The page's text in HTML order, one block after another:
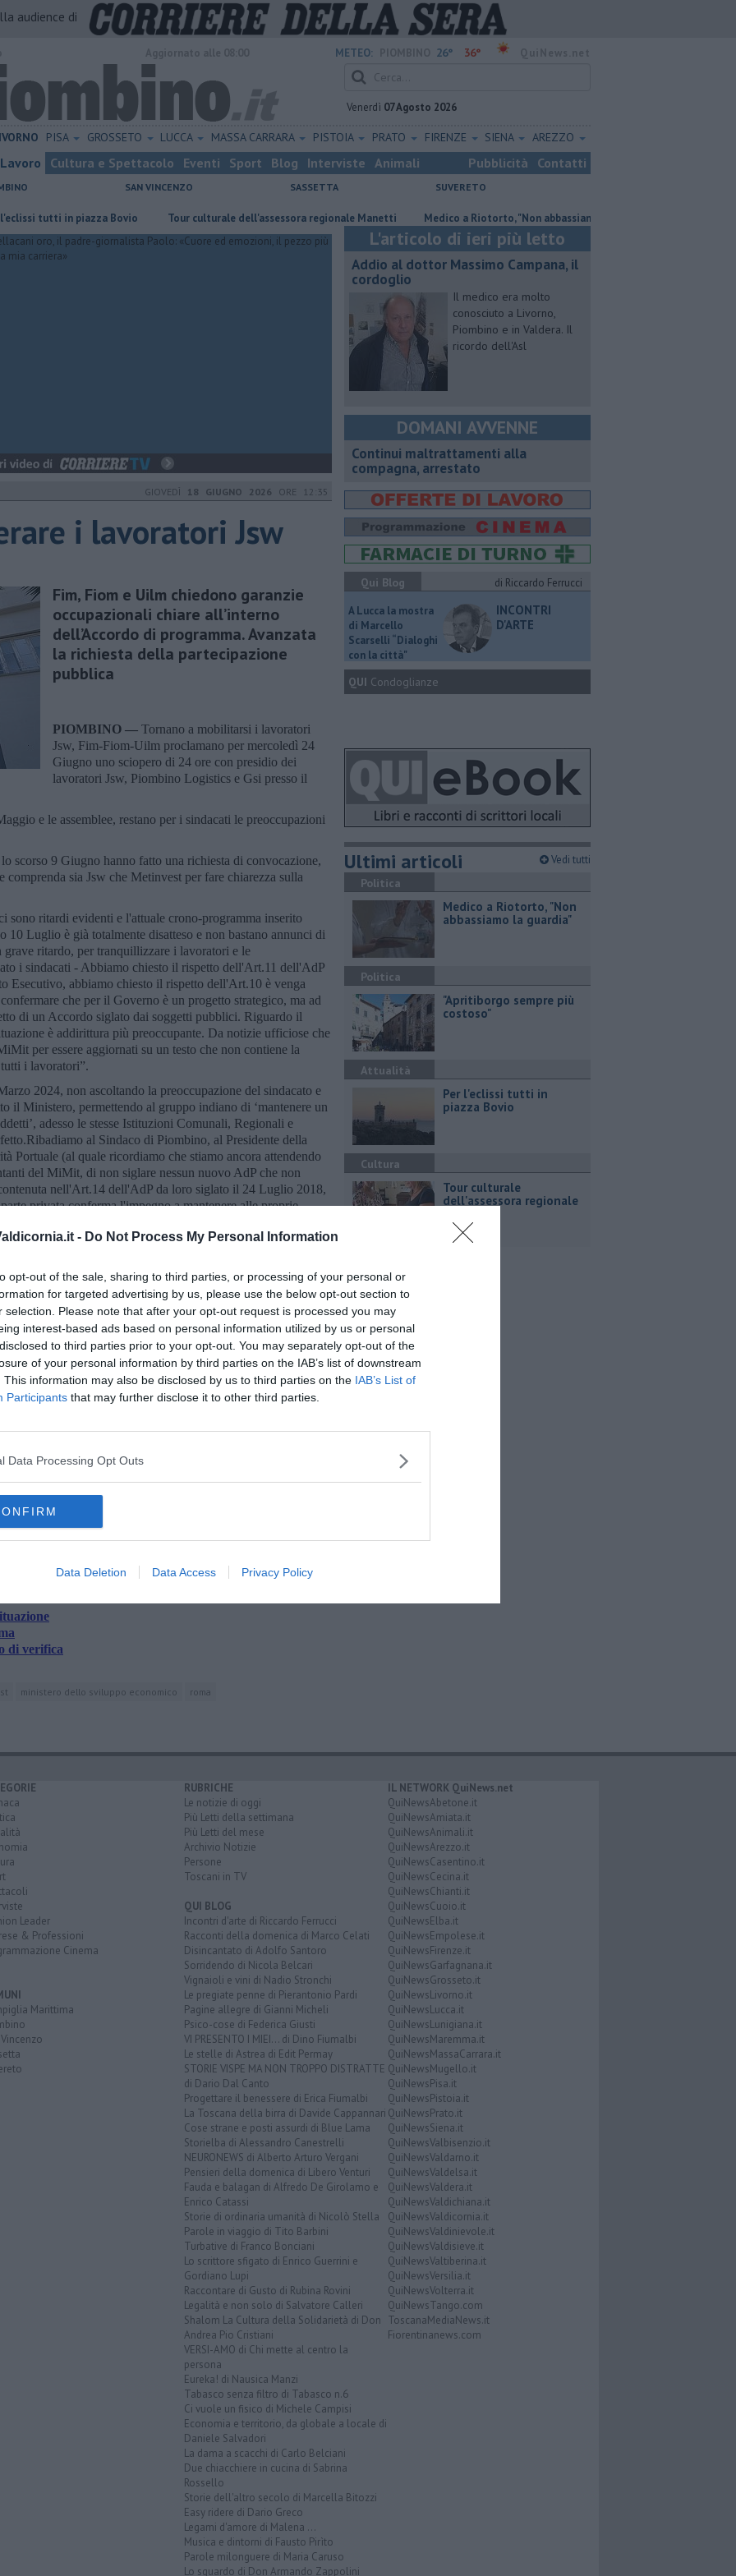
- Do Not Process My Personal Information
opt-out of the sale, sharing to third parties, or processing of your personal or
for targeted advertising by us, please use the below opt-out section to
selection. Please note that after your opt-out request is processed you may
interest-based ads based on personal information utilized by us or personal
to third parties prior to your opt-out. You may separately opt-out of the
of your personal information by third parties on the IAB’s list of downstream
This information may also be disclosed by us to third parties on the IAB’s List of
Participants that may further disclose it to other third parties.
Data Processing Opt Outs
Data Deletion Data Access Privacy Policy
audience di
METEO: 26° 36°
Venerdì 07 Agosto 2026
PISA GROSSETO LUCCA MASSA CARRARA PISTOIA PRATO FIRENZE SIENA AREZZO
Lavoro Cultura e Spettacolo Eventi Sport Blog Interviste Animali Pubblicità Contatti
SAN VINCENZO SASSETTA SUVERETO
in piazza Bovio Tour culturale dell'assessora regionale Manetti Medico a Riotorto, "Non abbassiamo la guardia"
GIOVEDÌ 18 GIUGNO 2026 ORE 12:35
i lavoratori Jsw
Fim, Fiom e Uilm chiedono garanzie
occupazionali chiare all’interno
dell’Accordo di programma. Avanzata
la richiesta della partecipazione
pubblica
PIOMBINO — Tornano a mobilitarsi i lavoratori
Jsw, Fim-Fiom-Uilm proclamano per mercoledì 24
Giugno uno sciopero di 24 ore con presidio dei
lavoratori Jsw, Piombino Logistics e Gsi presso il
e le assemblee, restano per i sindacati le preoccupazioni
scorso 9 Giugno hanno fatto una richiesta di convocazione,
sia Jsw che Metinvest per fare chiarezza sulla
sono ritardi evidenti e l'attuale crono-programma inserito
10 Luglio è già totalmente disatteso e non bastano annunci di
ritardo, per tranquillizzare i lavoratori e le
i sindacati - Abbiamo chiesto il rispetto dell'Art.11 dell'AdP
Esecutivo, abbiamo chiesto il rispetto dell'Art.10 è venga
che per il Governo è un progetto strategico, ma ad
di un Accordo siglato dai soggetti pubblici. Riguardo il
è addirittura più preoccupante. Da notizie ufficiose che
per essere aggiornati su un testo che non contiene la
i lavoratori”.
2024, non ascoltando la preoccupazione del sindacato e
il Ministero, permettendo al gruppo indiano di ‘mantenere un
adesso le stesse Istituzioni Comunali, Regionali e
al Sindaco di Piombino, al Presidente della
Portuale (al quale ricordiamo che stiamo ancora attendendo
del MiMit, di non siglare nessun nuovo AdP che non
nell'Art.14 dell'AdP da loro siglato il 24 Luglio 2018,
privata conferma l'impegno a mantenere alle proprie
a condizione della disponibilità di ammortizzatori
sindacali’”, hanno spiegato i sindacati.
e pretendiamo lo facciano anche le Istituzioni. Ribadiamo,
Regione Toscana, che dovete fermarvi e venire a vedere in
di Piombino”. Lente dei sindacati anche sul futuro della Gsi e
soggetti, magari italiani, che siano interessati al business
pubblica per tutelare un prodotto strategico come le
di Programma. - hanno concluso Fim, Fiom e Uilm dopo
del 24 a Firenze ma senza garanzie occupazionali ci
partire già dalle prossime settimane”.
iscriviti alla
nella tua casella di posta.
di verifica
ministero dello sviluppo economico roma
L'articolo di ieri più letto
Addio al dottor Massimo Campana, il
cordoglio
Il medico era molto
conosciuto a Livorno,
Piombino e in Valdera. Il
ricordo dell'Asl
DOMANI AVVENNE
Continui maltrattamenti alla
compagna, arrestato
Qui Blog
di Riccardo Ferrucci
A Lucca la mostra
di Marcello
Scarselli “Dialoghi
con la città"
INCONTRI
D'ARTE
QUI Condoglianze
Ultimi articoli Vedi tutti
Politica
Medico a Riotorto, "Non
abbassiamo la guardia"
Politica
"Apritiborgo sempre più
costoso"
Attualità
Per l'eclissi tutti in
piazza Bovio
Cultura
Tour culturale
dell'assessora regionale
Leader
& Professioni
Cinema
Marittima
RUBRICHE
Le notizie di oggi
Più Letti della settimana
Più Letti del mese
Archivio Notizie
Persone
Toscani in TV
QUI BLOG
Incontri d'arte di Riccardo Ferrucci
Racconti della domenica di Marco Celati
Disincantato di Adolfo Santoro
Sorridendo di Nicola Belcari
Vignaioli e vini di Nadio Stronchi
Le pregiate penne di Pierantonio Pardi
Pagine allegre di Gianni Micheli
Psico-cose di Federica Giusti
VI PRESENTO I MIEI... di Dino Fiumalbi
Le stelle di Astrea di Edit Permay
STORIE VISPE MA NON TROPPO DISTRATTE
di Dario Dal Canto
Progettare il benessere di Erica Fiumalbi
La Toscana della birra di Davide Cappannari
Cose strane e posti assurdi di Blue Lama
Storielba di Alessandro Canestrelli
NEURONEWS di Alberto Arturo Vergani
Pensieri della domenica di Libero Venturi
Fauda e balagan di Alfredo De Girolamo e
Enrico Catassi
Storie di ordinaria umanità di Nicolò Stella
Parole in viaggio di Tito Barbini
Turbative di Franco Bonciani
Lo scrittore sfigato di Enrico Guerrini e
Gordiano Lupi
Raccontare di Gusto di Rubina Rovini
Legalità e non solo di Salvatore Calleri
Shalom La Cultura della Solidarietà di Don
Andrea Pio Cristiani
VERSI-AMO di Chi mette al centro la
persona
Eureka! di Nausica Manzi
Tabasco senza filtro di Tabasco n.6
Ci vuole un fisico di Michele Campisi
Economia e territorio, da globale a locale di
Daniele Salvadori
La dama a scacchi di Carlo Belciani
Due chiacchiere in cucina di Sabrina
Rossello
Storie dell'altro secolo di Marcella Bitozzi
Easy ridere di Dario Greco
Legami d'amore di Malena ...
Musica e dintorni di Fausto Pirìto
Parole milonguere di Maria Caruso
Lo sguardo di Don Armando Zappolini
IL NETWORK QuiNews.net
QuiNewsAbetone.it
QuiNewsAmiata.it
QuiNewsAnimali.it
QuiNewsArezzo.it
QuiNewsCasentino.it
QuiNewsCecina.it
QuiNewsChianti.it
QuiNewsCuoio.it
QuiNewsElba.it
QuiNewsEmpolese.it
QuiNewsFirenze.it
QuiNewsGarfagnana.it
QuiNewsGrosseto.it
QuiNewsLivorno.it
QuiNewsLucca.it
QuiNewsLunigiana.it
QuiNewsMaremma.it
QuiNewsMassaCarrara.it
QuiNewsMugello.it
QuiNewsPisa.it
QuiNewsPistoia.it
QuiNewsPrato.it
QuiNewsSiena.it
QuiNewsValbisenzio.it
QuiNewsValdarno.it
QuiNewsValdelsa.it
QuiNewsValdera.it
QuiNewsValdichiana.it
QuiNewsValdicornia.it
QuiNewsValdinievole.it
QuiNewsValdisieve.it
QuiNewsValtiberina.it
QuiNewsVersilia.it
QuiNewsVolterra.it
QuiNewsTango.com
ToscanaMediaNews.it
Fiorentinanews.com